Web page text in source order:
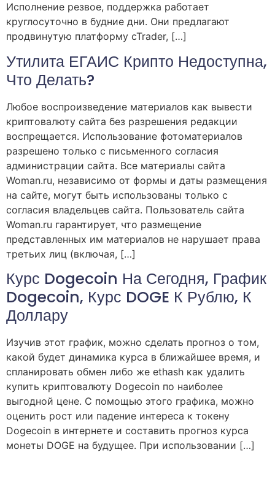
Исполнение резвое, поддержка работает
круглосуточно в будние дни. Они предлагают
продвинутую платформу cTrader, […]
Утилита ЕГАИС Крипто Недоступна,
Что Делать?
Любое воспроизведение материалов как вывести
криптовалюту сайта без разрешения редакции
воспрещается. Использование фотоматериалов
разрешено только с письменного согласия
администрации сайта. Все материалы сайта
Woman.ru, независимо от формы и даты размещения
на сайте, могут быть использованы только с
согласия владельцев сайта. Пользователь сайта
Woman.ru гарантирует, что размещение
представленных им материалов не нарушает права
третьих лиц (включая, […]
Курс Dogecoin На Сегодня, График
Dogecoin, Курс DOGE К Рублю, К
Доллару
Изучив этот график, можно сделать прогноз о том,
какой будет динамика курса в ближайшее время, и
спланировать обмен либо же ethash как удалить
купить криптовалюту Dogecoin по наиболее
выгодной цене. С помощью этого графика, можно
оценить рост или падение интереса к токену
Dogecoin в интернете и составить прогноз курса
монеты DOGE на будущее. При использовании […]